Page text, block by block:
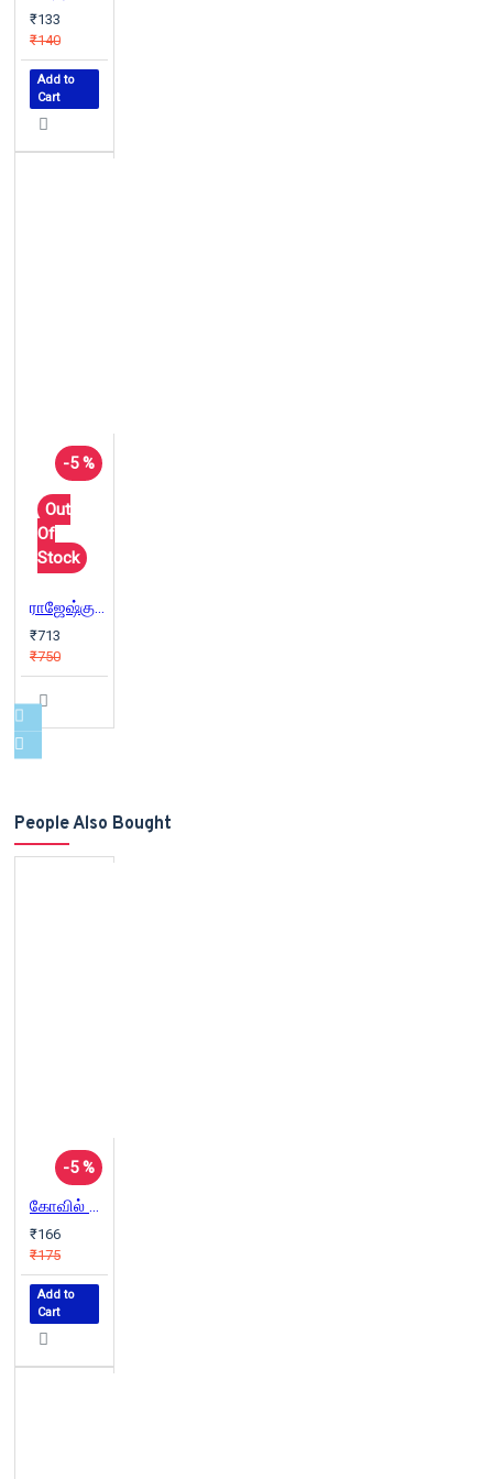
₹133
₹140
Add to
Cart
-5 %
Out
Of
Stock
ராஜேஷ்குமார் தேர்ந்தெடுத்த நாவல்கள்(பாகம் 1)
₹713
₹750
People Also Bought
-5 %
கோவில் நிலம் சாதி
₹166
₹175
Add to
Cart